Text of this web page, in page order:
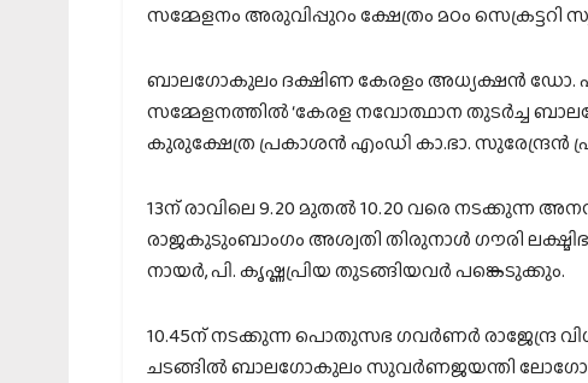
സമ്മേളനം അരുവിപ്പുറം ക്ഷേത്രം മഠം സെക്രട്ടറി
ബാലഗോകുലം ദക്ഷിണ കേരളം അധ്യക്ഷന്‍ ഡോ.
സമ്മേളനത്തില്‍ ‘കേരള നവോത്ഥാന തുടര്‍ച്ച
കുരുക്ഷേത്ര പ്രകാശന്‍ എംഡി കാ.ഭാ. സുരേന്ദ്രന്‍
13ന് രാവിലെ 9.20 മുതല്‍ 10.20 വരെ നടക്കുന്ന
രാജകുടുംബാംഗം അശ്വതി തിരുനാള്‍ ഗൗരി
നായര്‍, പി. കൃഷ്ണപ്രിയ തുടങ്ങിയവര്‍ പങ്കെടുക്കും.
10.45ന് നടക്കുന്ന പൊതുസഭ ഗവര്‍ണര്‍ രാജേന്ദ്ര
ചടങ്ങില്‍ ബാലഗോകുലം സുവര്‍ണജയന്തി ലോഗോ